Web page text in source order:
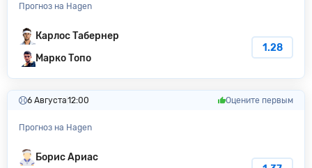
Прогноз на Hagen
Карлос Табернер
Марко Топо
1.28
6 Августа12:00 Оцените первым
Прогноз на Hagen
Борис Ариас